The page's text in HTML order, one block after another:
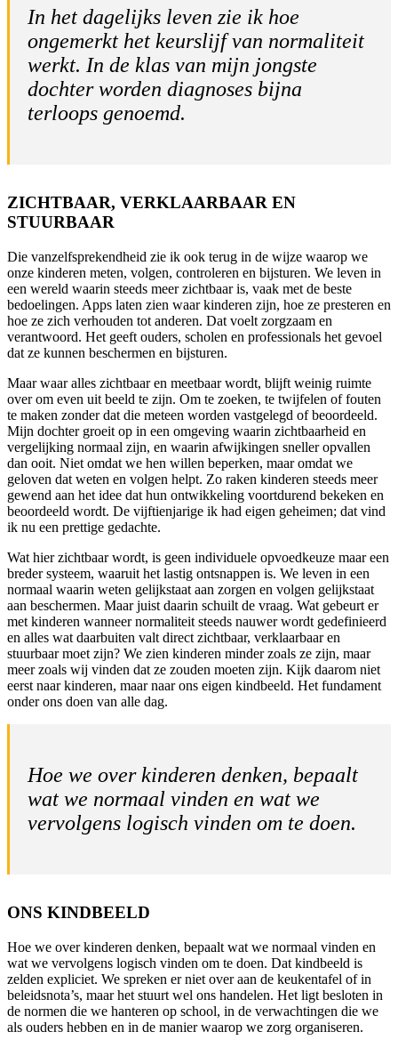
In het dagelijks leven zie ik hoe
ongemerkt het keurslijf van normaliteit
werkt. In de klas van mijn jongste
dochter worden diagnoses bijna
terloops genoemd.
ZICHTBAAR, VERKLAARBAAR EN
STUURBAAR
Die vanzelfsprekendheid zie ik ook terug in de wijze waarop we
onze kinderen meten, volgen, controleren en bijsturen. We leven in
een wereld waarin steeds meer zichtbaar is, vaak met de beste
bedoelingen. Apps laten zien waar kinderen zijn, hoe ze presteren en
hoe ze zich verhouden tot anderen. Dat voelt zorgzaam en
verantwoord. Het geeft ouders, scholen en professionals het gevoel
dat ze kunnen beschermen en bijsturen.
Maar waar alles zichtbaar en meetbaar wordt, blijft weinig ruimte
over om even uit beeld te zijn. Om te zoeken, te twijfelen of fouten
te maken zonder dat die meteen worden vastgelegd of beoordeeld.
Mijn dochter groeit op in een omgeving waarin zichtbaarheid en
vergelijking normaal zijn, en waarin afwijkingen sneller opvallen
dan ooit. Niet omdat we hen willen beperken, maar omdat we
geloven dat weten en volgen helpt. Zo raken kinderen steeds meer
gewend aan het idee dat hun ontwikkeling voortdurend bekeken en
beoordeeld wordt. De vijftienjarige ik had eigen geheimen; dat vind
ik nu een prettige gedachte.
Wat hier zichtbaar wordt, is geen individuele opvoedkeuze maar een
breder systeem, waaruit het lastig ontsnappen is. We leven in een
normaal waarin weten gelijkstaat aan zorgen en volgen gelijkstaat
aan beschermen. Maar juist daarin schuilt de vraag. Wat gebeurt er
met kinderen wanneer normaliteit steeds nauwer wordt gedefinieerd
en alles wat daarbuiten valt direct zichtbaar, verklaarbaar en
stuurbaar moet zijn? We zien kinderen minder zoals ze zijn, maar
meer zoals wij vinden dat ze zouden moeten zijn. Kijk daarom niet
eerst naar kinderen, maar naar ons eigen kindbeeld. Het fundament
onder ons doen van alle dag.
Hoe we over kinderen denken, bepaalt
wat we normaal vinden en wat we
vervolgens logisch vinden om te doen.
ONS KINDBEELD
Hoe we over kinderen denken, bepaalt wat we normaal vinden en
wat we vervolgens logisch vinden om te doen. Dat kindbeeld is
zelden expliciet. We spreken er niet over aan de keukentafel of in
beleidsnota’s, maar het stuurt wel ons handelen. Het ligt besloten in
de normen die we hanteren op school, in de verwachtingen die we
als ouders hebben en in de manier waarop we zorg organiseren.